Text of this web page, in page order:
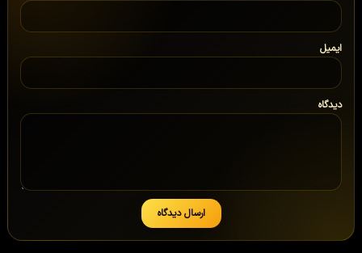
ایمیل
دیدگاه
ارسال دیدگاه